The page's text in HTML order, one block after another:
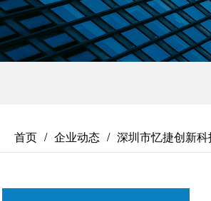
首页 企业动态 深圳市忆捷创新